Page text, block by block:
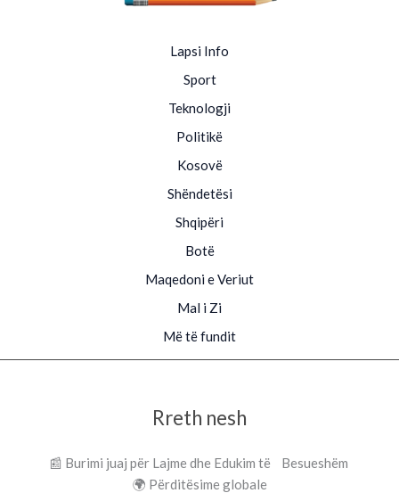
Lapsi Info
Sport
Teknologji
Politikë
Kosovë
Shëndetësi
Shqipëri
Botë
Maqedoni e Veriut
Mal i Zi
Më të fundit
Rreth nesh
📰 Burimi juaj për Lajme dhe Edukim të Besueshëm
🌍 Përditësime globale